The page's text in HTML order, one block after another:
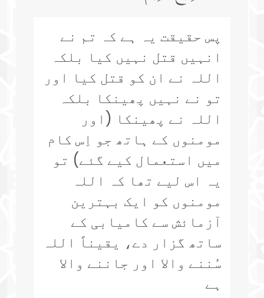
پس حقیقت یہ ہے کہ تم نے
انہیں قتل نہیں کیا بلکہ
اللہ نے ان کو قتل کیا اور
تو نے نہیں پھینکا بلکہ
اللہ نے پھینکا (اور
مومنوں کے ہاتھ جو اِس کام
میں استعمال کیے گئے) تو
یہ اس لیے تھا کہ اللہ
مومنوں کو ایک بہترین
آزمائش سے کامیابی کے
ساتھ گزار دے، یقیناً اللہ
سُننے والا اور جاننے والا
ہے